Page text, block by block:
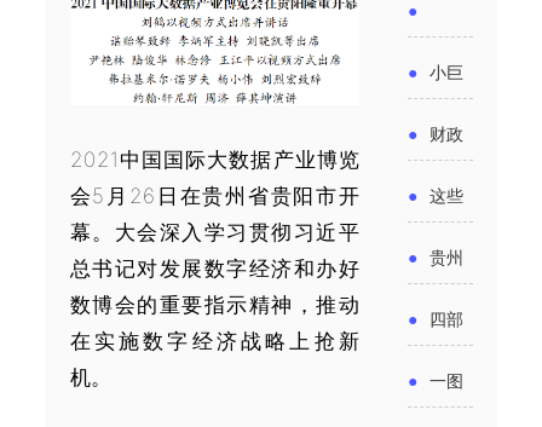
2021中国国际大数据产业博览
会5月26日在贵州省贵阳市开
幕。大会深入学习贯彻习近平
总书记对发展数字经济和办好
数博会的重要指示精神，推动
在实施数字经济战略上抢新
机。
州开展
2026年
轮汽车
销活动
省科技
成果转
化中试
报工作
出台酒
类新规
酒企出
点关注
●
小企业
发展环
境评估
发布
● 小巨
了？工
信部准
备怎么
● 财政
继续实
施专精
特新中
● 这些
贷款，
最高可
● 贵州
举措激
● 四部
● 一图